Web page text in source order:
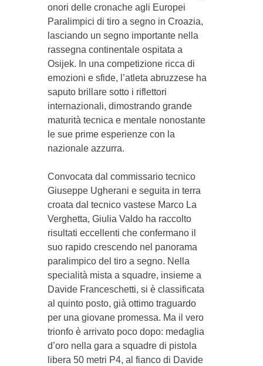
onori delle cronache agli Europei
Paralimpici di tiro a segno in Croazia,
lasciando un segno importante nella
rassegna continentale ospitata a
Osijek. In una competizione ricca di
emozioni e sfide, l’atleta abruzzese ha
saputo brillare sotto i riflettori
internazionali, dimostrando grande
maturità tecnica e mentale nonostante
le sue prime esperienze con la
nazionale azzurra.
Convocata dal commissario tecnico
Giuseppe Ugherani e seguita in terra
croata dal tecnico vastese Marco La
Verghetta, Giulia Valdo ha raccolto
risultati eccellenti che confermano il
suo rapido crescendo nel panorama
paralimpico del tiro a segno. Nella
specialità mista a squadre, insieme a
Davide Franceschetti, si è classificata
al quinto posto, già ottimo traguardo
per una giovane promessa. Ma il vero
trionfo è arrivato poco dopo: medaglia
d’oro nella gara a squadre di pistola
libera 50 metri P4, al fianco di Davide